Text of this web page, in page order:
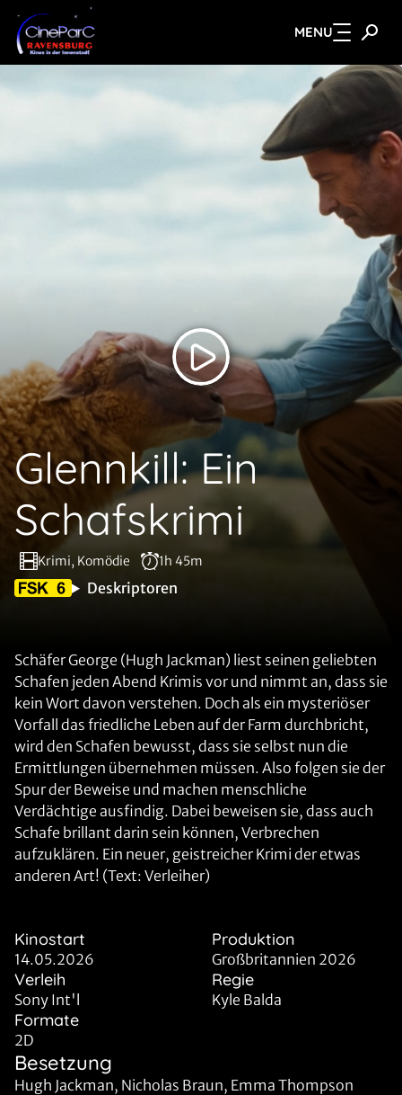
Zum Hauptinhalt springen MENU
Glennkill: Ein
Schafskrimi
Krimi, Komödie 1h 45m
Deskriptoren
Schäfer George (Hugh Jackman) liest seinen geliebten
Schafen jeden Abend Krimis vor und nimmt an, dass sie
kein Wort davon verstehen. Doch als ein mysteriöser
Vorfall das friedliche Leben auf der Farm durchbricht,
wird den Schafen bewusst, dass sie selbst nun die
Ermittlungen übernehmen müssen. Also folgen sie der
Spur der Beweise und machen menschliche
Verdächtige ausfindig. Dabei beweisen sie, dass auch
Schafe brillant darin sein können, Verbrechen
aufzuklären. Ein neuer, geistreicher Krimi der etwas
anderen Art! (Text: Verleiher)
Kinostart
14.05.2026
Produktion
Großbritannien 2026
Verleih
Sony Int'l
Regie
Kyle Balda
Formate
2D
Besetzung
Hugh Jackman, Nicholas Braun, Emma Thompson